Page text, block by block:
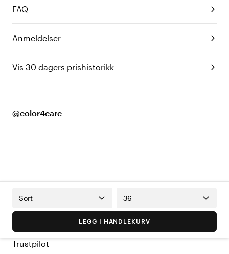
FAQ
Anmeldelser
Vis 30 dagers prishistorikk
@color4care
Sort 36
LEGG I HANDLEKURV
Trustpilot